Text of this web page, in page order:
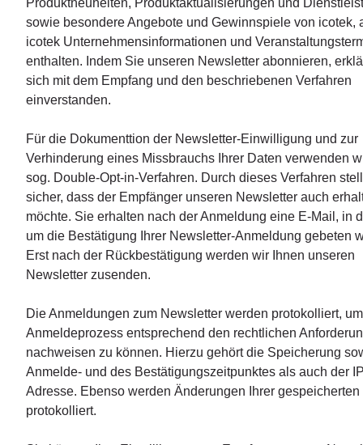
Produktneuheiten, Produktaktualisierungen und
sowie besondere Angebote und Gewinnspiele von icotek,
icotek Unternehmensinformationen und
enthalten. Indem Sie unseren Newsletter abonnieren,
sich mit dem Empfang und den beschriebenen Verfahren
einverstanden.
Für die Dokumenttion der Newsletter-Einwilligung und zur
Verhinderung eines Missbrauchs Ihrer Daten verwenden
sog. Double-Opt-in-Verfahren. Durch dieses Verfahren
sicher, dass der Empfänger unseren Newsletter auch
möchte. Sie erhalten nach der Anmeldung eine E-Mail, in
um die Bestätigung Ihrer Newsletter-Anmeldung gebeten
Erst nach der Rückbestätigung werden wir Ihnen unseren
Newsletter zusenden.
Die Anmeldungen zum Newsletter werden protokolliert,
Anmeldeprozess entsprechend den rechtlichen
nachweisen zu können. Hierzu gehört die Speicherung
Anmelde- und des Bestätigungszeitpunktes als auch der
Adresse. Ebenso werden Änderungen Ihrer gespeicherten
protokolliert.